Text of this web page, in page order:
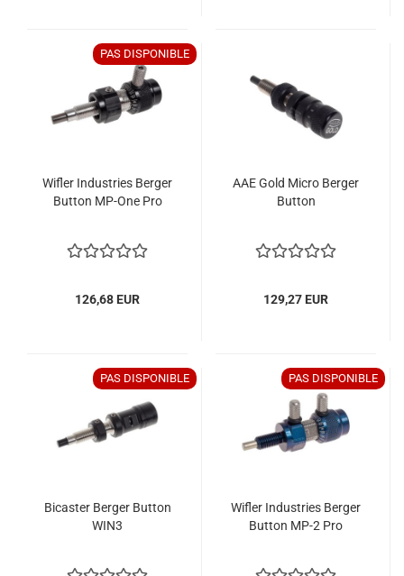
PAS DISPONIBLE
Wifler Industries Berger
Button MP-One Pro
126,68 EUR
AAE Gold Micro Berger
Button
129,27 EUR
PAS DISPONIBLE
Bicaster Berger Button
WIN3
PAS DISPONIBLE
Wifler Industries Berger
Button MP-2 Pro